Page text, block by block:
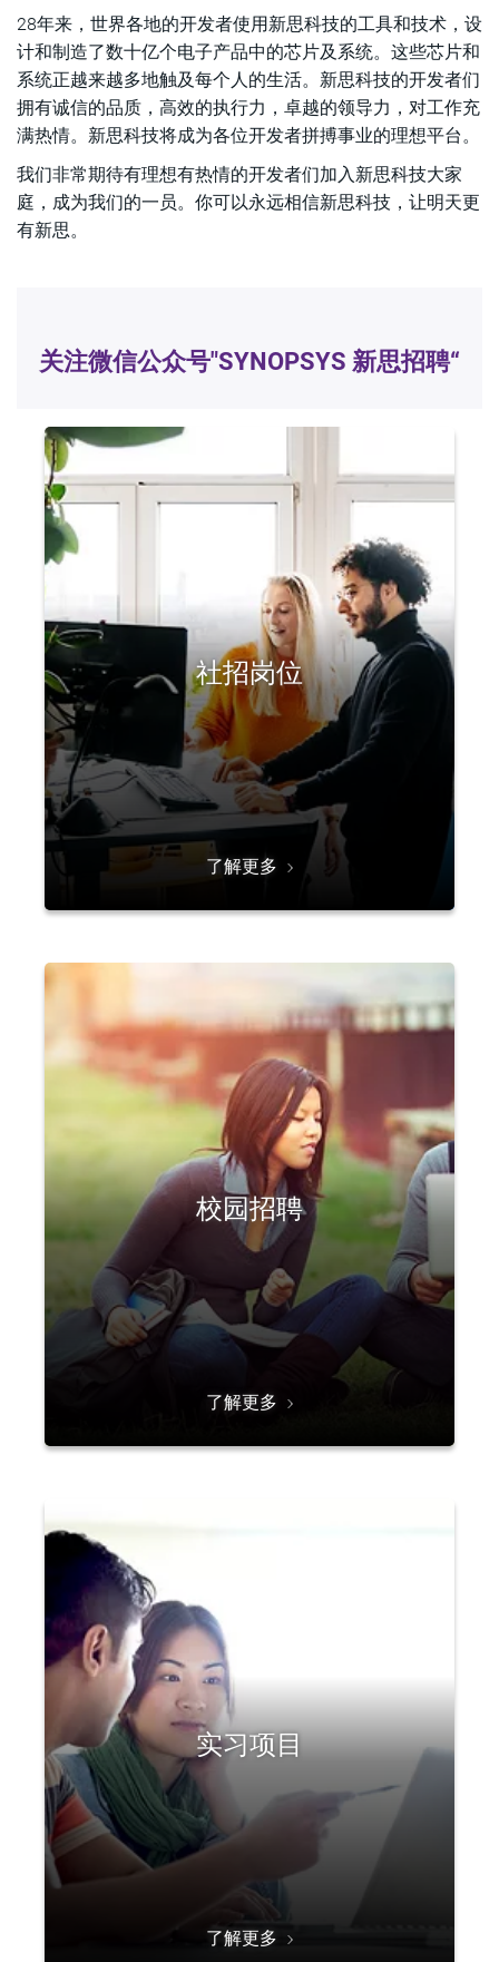
28年来，世界各地的开发者使用新思科技的工具和技术，设
计和制造了数十亿个电子产品中的芯片及系统。这些芯片和
系统正越来越多地触及每个人的生活。新思科技的开发者们
拥有诚信的品质，高效的执行力，卓越的领导力，对工作充
满热情。新思科技将成为各位开发者拼搏事业的理想平台。
我们非常期待有理想有热情的开发者们加入新思科技大家
庭，成为我们的一员。你可以永远相信新思科技，让明天更
有新思。
关注微信公众号"SYNOPSYS 新思招聘“
社招岗位
了解更多
校园招聘
了解更多
实习项目
了解更多